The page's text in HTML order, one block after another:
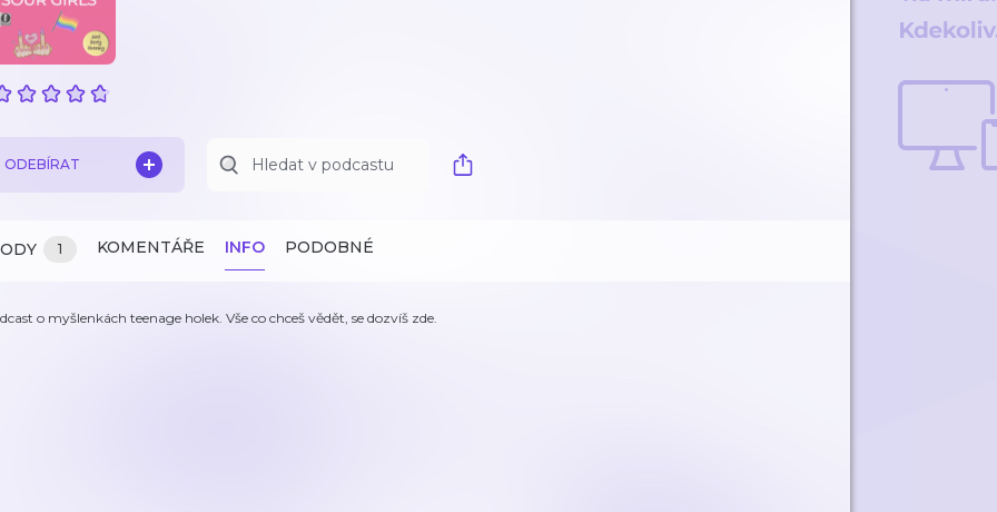
ODEBÍRAT
1 KOMENTÁŘE INFO PODOBNÉ
o myšlenkách teenage holek. Vše co chceš vědět, se dozvíš zde.